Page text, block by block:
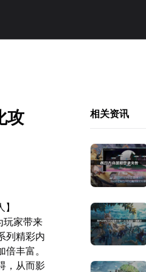
攻
玩家带来
列精彩内
丰富。
，从而影
相关资讯